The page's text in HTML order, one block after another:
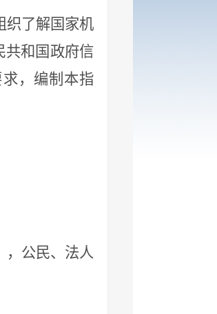
织了解国家机
共和国政府信
，编制本指
，公民、法人